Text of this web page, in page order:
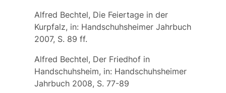
Alfred Bechtel, Die Feiertage in der
Kurpfalz, in: Handschuhsheimer Jahrbuch
2007, S. 89 ff.
Alfred Bechtel, Der Friedhof in
Handschuhsheim, in: Handschuhsheimer
Jahrbuch 2008, S. 77-89